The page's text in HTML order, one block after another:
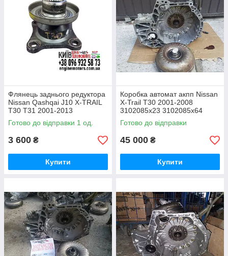
Флянець заднього редуктора
Nissan Qashqai J10 X-TRAIL
T30 T31 2001-2013
Готово до відправки 1 од.
3 600 ₴
Купити
Коробка автомат акпп Nissan
X-Trail T30 2001-2008
3102085x23 3102085x64
Готово до відправки
45 000 ₴
Купити